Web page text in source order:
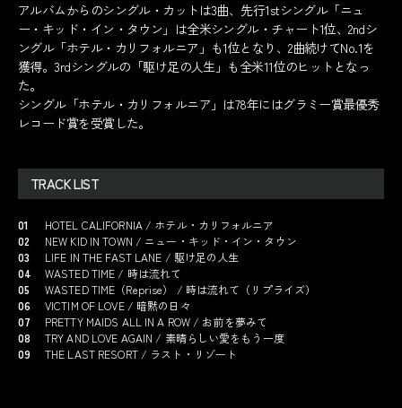
アルバムからのシングル・カットは3曲、先行1stシングル「ニュ
ー・キッド・イン・タウン」は全米シングル・チャート1位、2ndシ
ングル「ホテル・カリフォルニア」も1位となり、2曲続けてNo.1を
獲得。3rdシングルの「駆け足の人生」も全米11位のヒットとなっ
た。
シングル「ホテル・カリフォルニア」は78年にはグラミー賞最優秀
レコード賞を受賞した。
TRACK LIST
01
HOTEL CALIFORNIA / ホテル・カリフォルニア
02
NEW KID IN TOWN / ニュー・キッド・イン・タウン
03
LIFE IN THE FAST LANE / 駆け足の人生
04
WASTED TIME / 時は流れて
05
WASTED TIME（Reprise） / 時は流れて（リプライズ）
06
VICTIM OF LOVE / 暗黙の日々
07
PRETTY MAIDS ALL IN A ROW / お前を夢みて
08
TRY AND LOVE AGAIN / 素晴らしい愛をもう一度
09
THE LAST RESORT / ラスト・リゾート